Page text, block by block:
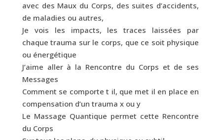
avec des Maux du Corps, des suites d’accidents,
de maladies ou autres,
Je vois les impacts, les traces laissées par
chaque trauma sur le corps, que ce soit physique
ou énergétique
J’aime aller à la Rencontre du Corps et de ses
Messages
Comment se comporte t il, que met il en place en
compensation d’un trauma x ou y
Le Massage Quantique permet cette Rencontre
du Corps